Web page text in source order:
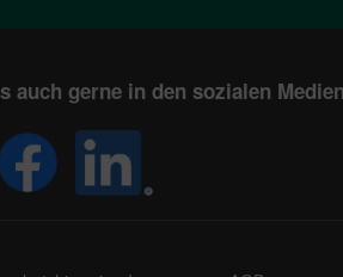
auch gerne in den sozialen